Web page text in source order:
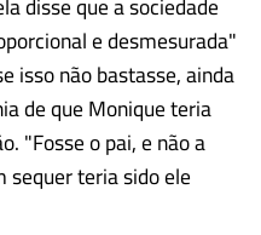
e desmesurada"
isso não bastasse, ainda
de que Monique teria
"Fosse o pai, e não a
sequer teria sido ele